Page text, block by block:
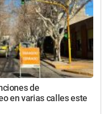
de
en varias calles este